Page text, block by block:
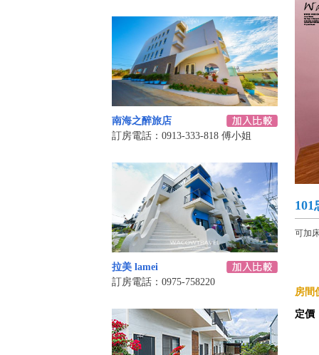
南海之醉旅店
訂房電話：0913-333-818 傅小姐
拉美 lamei
訂房電話：0975-758220
101
可加
房間
定價